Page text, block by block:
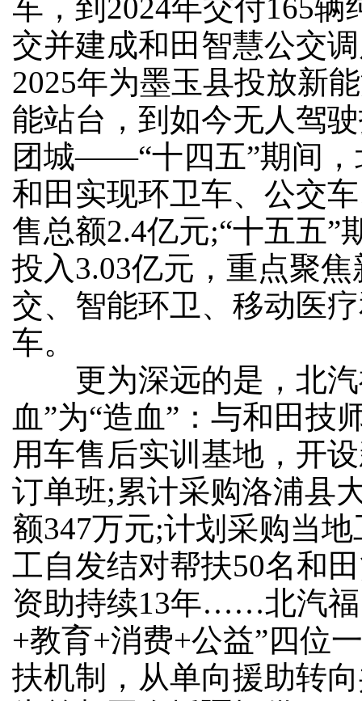
车，到2024年交付165辆
交并建成和田智慧公交
2025年为墨玉县投放新
能站台，到如今无人驾
团城——“十四五”期间，
和田实现环卫车、公交
售总额2.4亿元;“十五五”
投入3.03亿元，重点聚
交、智能环卫、移动医
车。
更为深远的是，北汽
血”为“造血”：与和田技
用车售后实训基地，开
订单班;累计采购洛浦县
额347万元;计划采购当
工自发结对帮扶50名和
资助持续13年……北汽福
+教育+消费+公益”四位
扶机制，从单向援助转